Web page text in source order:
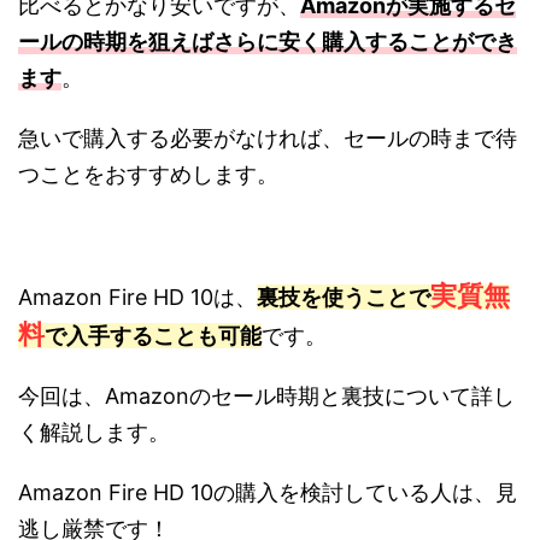
比べるとかなり安いですが、 Amazonが実施するセ
ールの時期を狙えばさらに安く購入することができ
ます。
急いで購入する必要がなければ、セールの時まで待
つことをおすすめします。
Amazon Fire HD 10は、 裏技を使うことで実質無
料で入手することも可能です。
今回は、Amazonのセール時期と裏技について詳し
く解説します。
Amazon Fire HD 10の購入を検討している人は、見
逃し厳禁です！